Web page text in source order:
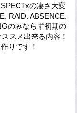
の凄さ大変
RAID, ABSENCE,
のみならず初期の
スメ出来る内容！
りです！